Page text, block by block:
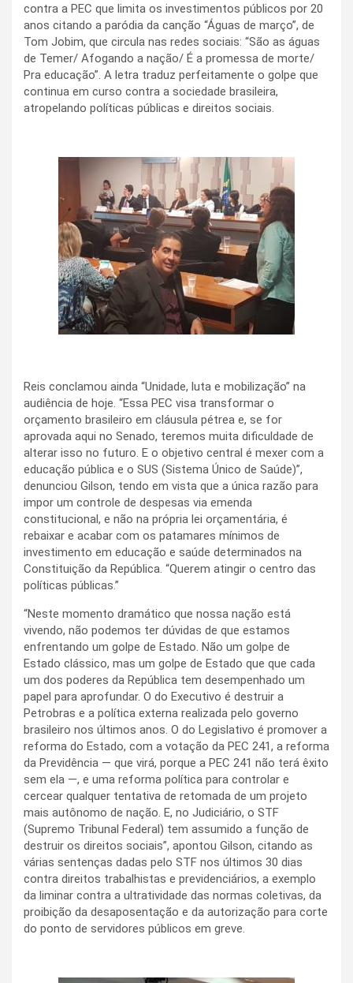
contra a PEC que limita os investimentos públicos por 20
anos citando a paródia da canção “Águas de março”, de
Tom Jobim, que circula nas redes sociais: “São as águas
de Temer/ Afogando a nação/ É a promessa de morte/
Pra educação”. A letra traduz perfeitamente o golpe que
continua em curso contra a sociedade brasileira,
atropelando políticas públicas e direitos sociais.
Reis conclamou ainda “Unidade, luta e mobilização” na
audiência de hoje. “Essa PEC visa transformar o
orçamento brasileiro em cláusula pétrea e, se for
aprovada aqui no Senado, teremos muita dificuldade de
alterar isso no futuro. E o objetivo central é mexer com a
educação pública e o SUS (Sistema Único de Saúde)”,
denunciou Gilson, tendo em vista que a única razão para
impor um controle de despesas via emenda
constitucional, e não na própria lei orçamentária, é
rebaixar e acabar com os patamares mínimos de
investimento em educação e saúde determinados na
Constituição da República. “Querem atingir o centro das
políticas públicas.”
“Neste momento dramático que nossa nação está
vivendo, não podemos ter dúvidas de que estamos
enfrentando um golpe de Estado. Não um golpe de
Estado clássico, mas um golpe de Estado que que cada
um dos poderes da República tem desempenhado um
papel para aprofundar. O do Executivo é destruir a
Petrobras e a política externa realizada pelo governo
brasileiro nos últimos anos. O do Legislativo é promover a
reforma do Estado, com a votação da PEC 241, a reforma
da Previdência — que virá, porque a PEC 241 não terá êxito
sem ela —, e uma reforma política para controlar e
cercear qualquer tentativa de retomada de um projeto
mais autônomo de nação. E, no Judiciário, o STF
(Supremo Tribunal Federal) tem assumido a função de
destruir os direitos sociais”, apontou Gilson, citando as
várias sentenças dadas pelo STF nos últimos 30 dias
contra direitos trabalhistas e previdenciários, a exemplo
da liminar contra a ultratividade das normas coletivas, da
proibição da desaposentação e da autorização para corte
do ponto de servidores públicos em greve.